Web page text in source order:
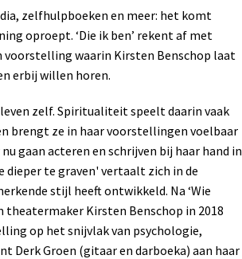
zelfhulpboeken en meer: het komt
oproept. ‘Die ik ben’ rekent af met
voorstelling waarin Kirsten Benschop laat
erbij willen horen.
zelf. Spiritualiteit speelt daarin vaak
brengt ze in haar voorstellingen voelbaar
gaan acteren en schrijven bij haar hand in
dieper te graven' vertaalt zich in de
stijl heeft ontwikkeld. Na ‘Wie
theatermaker Kirsten Benschop in 2018
op het snijvlak van psychologie,
Groen (gitaar en darboeka) aan haar